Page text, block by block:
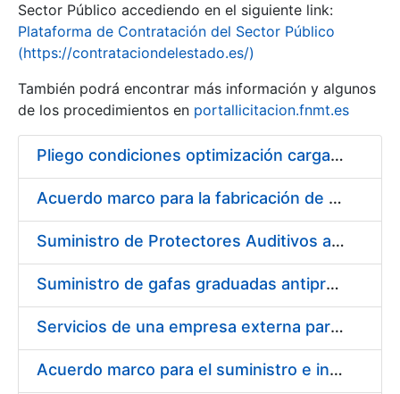
Mostra/Amaga
Sector Público accediendo en el siguiente link:
Plataforma de Contratación del Sector Público
(https://contrataciondelestado.es/)
También podrá encontrar más información y algunos
de los procedimientos en portallicitacion.fnmt.es
Pliego condiciones optimización cargas compras firmado
Acuerdo marco para la fabricación de piezas
Suministro de Protectores Auditivos a medida para las personas trabajadoras de los Centros de Trabajo de Madrid y Burgos
Suministro de gafas graduadas antiproyecciones para los trabajadores de la FNMT-RCM en los centros de trabajo de Madrid y Burgos
Servicios de una empresa externa para el asesoramiento y resolución de los recursos de alzada que se presentan relacionados con procesos de selección para la FNMT-RCM
Acuerdo marco para el suministro e instalación de persianas, estores y otros complementos